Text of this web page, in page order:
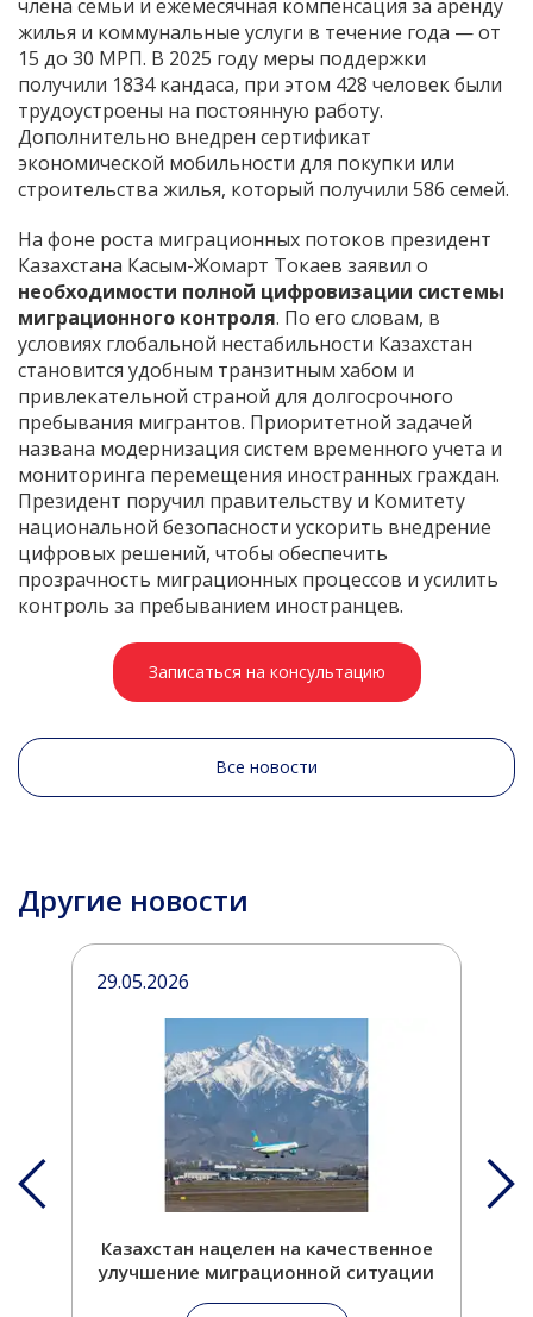
члена семьи и ежемесячная компенсация за аренду
жилья и коммунальные услуги в течение года — от
15 до 30 МРП. В 2025 году меры поддержки
получили 1834 кандаса, при этом 428 человек были
трудоустроены на постоянную работу.
Дополнительно внедрен сертификат
экономической мобильности для покупки или
строительства жилья, который получили 586 семей.
На фоне роста миграционных потоков президент
Казахстана Касым-Жомарт Токаев заявил о
необходимости полной цифровизации системы
миграционного контроля. По его словам, в
условиях глобальной нестабильности Казахстан
становится удобным транзитным хабом и
привлекательной страной для долгосрочного
пребывания мигрантов. Приоритетной задачей
названа модернизация систем временного учета и
мониторинга перемещения иностранных граждан.
Президент поручил правительству и Комитету
национальной безопасности ускорить внедрение
цифровых решений, чтобы обеспечить
прозрачность миграционных процессов и усилить
контроль за пребыванием иностранцев.
Записаться на консультацию
Все новости
Другие новости
29.05.2026
Казахстан нацелен на качественное
улучшение миграционной ситуации